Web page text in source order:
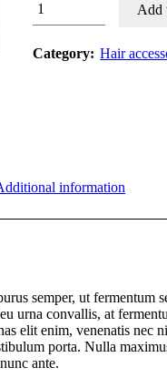
Dye
quantity
Add
Category: Hair
information
semper, ut
urna convallis, at
elit enim, venenatis nec
porta. Nulla
ante.